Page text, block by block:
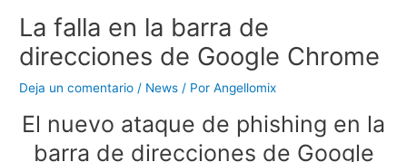
La falla en la barra de
direcciones de Google Chrome
Deja un comentario / News / PorAngellomix
El nuevo ataque de phishing en la
barra de direcciones de Google